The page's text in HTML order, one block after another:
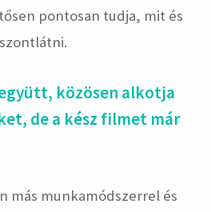
pontosan tudja, mit és
közösen alkotja
de a kész filmet már
más munkamódszerrel és